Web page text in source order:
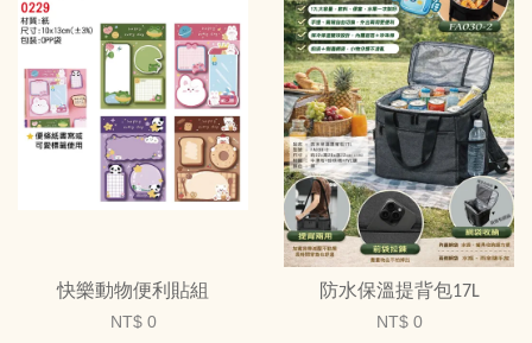
快樂動物便利貼組
NT$ 0
防水保溫提背包17L
NT$ 0